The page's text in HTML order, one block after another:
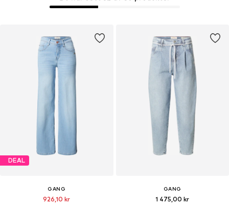
DEAL
GANG
926,10 kr
GANG
1 475,00 kr